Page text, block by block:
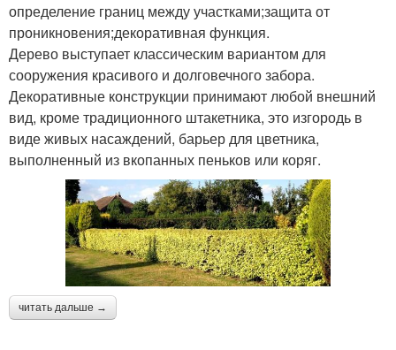
определение границ между участками;защита от
проникновения;декоративная функция.
Дерево выступает классическим вариантом для
сооружения красивого и долговечного забора.
Декоративные конструкции принимают любой внешний
вид, кроме традиционного штакетника, это изгородь в
виде живых насаждений, барьер для цветника,
выполненный из вкопанных пеньков или коряг.
читать дальше →